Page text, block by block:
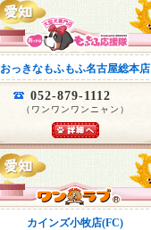
おっきなもふもふ名古屋総本店
052-879-1112
（ワンワンワンニャン）
カインズ小牧店(FC)